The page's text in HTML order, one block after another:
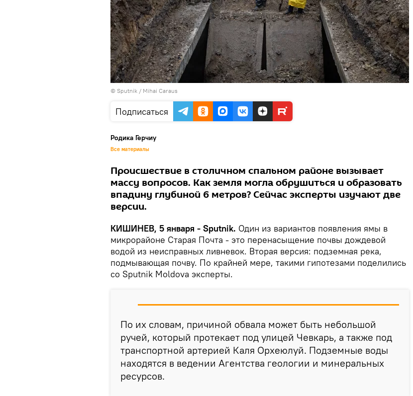
© Sputnik / Mihai Caraus
Подписаться
Родика Герчиу
Все материалы
Происшествие в столичном спальном районе вызывает
массу вопросов. Как земля могла обрушиться и образовать
впадину глубиной 6 метров? Сейчас эксперты изучают две
версии.
КИШИНЕВ, 5 января - Sputnik. Один из вариантов появления ямы в
микрорайоне Старая Почта - это перенасыщение почвы дождевой
водой из неисправных ливневок. Вторая версия: подземная река,
подмывающая почву. По крайней мере, такими гипотезами поделились
со Sputnik Moldova эксперты.
По их словам, причиной обвала может быть небольшой
ручей, который протекает под улицей Чевкарь, а также под
транспортной артерией Каля Орхеюлуй. Подземные воды
находятся в ведении Агентства геологии и минеральных
ресурсов.